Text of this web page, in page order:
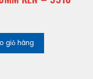
giỏ hàng